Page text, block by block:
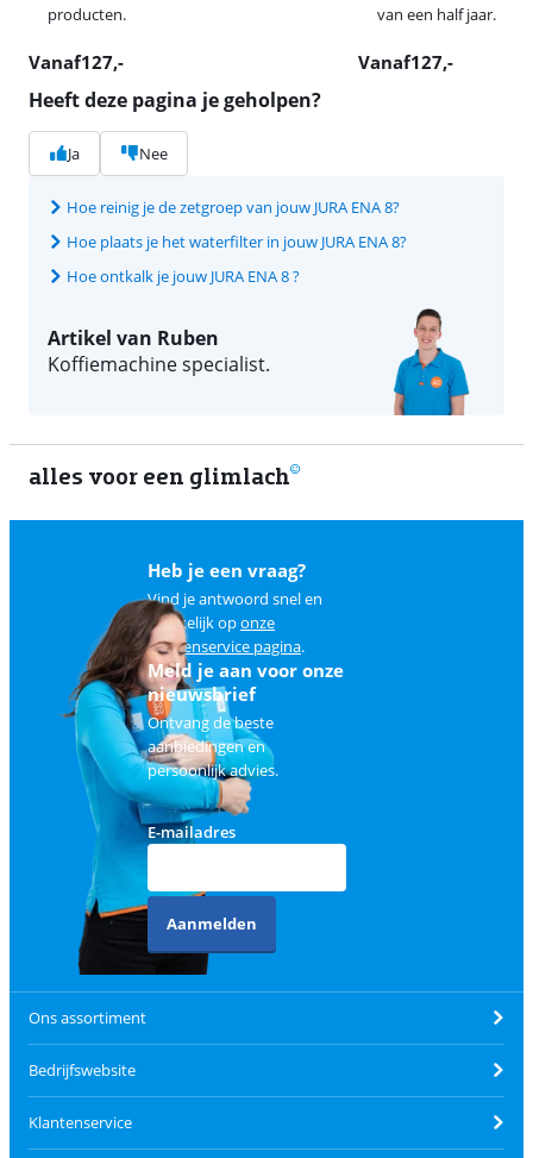
producten.
Vanaf127,-
van een half jaar.
Vanaf127,-
Heeft deze pagina je geholpen?
Ja Nee
Hoe reinig je de zetgroep van jouw JURA ENA 8?
Hoe plaats je het waterfilter in jouw JURA ENA 8?
Hoe ontkalk je jouw JURA ENA 8 ?
Artikel van Ruben
Koffiemachine specialist.
alles voor een glimlach
Heb je een vraag?
Vind je antwoord snel en
makkelijk oponze
klantenservice pagina.
Meld je aan voor onze
nieuwsbrief
Ontvang de beste
aanbiedingen en
persoonlijk advies.
E-mailadres
Aanmelden
Ons assortiment
Bedrijfswebsite
Klantenservice